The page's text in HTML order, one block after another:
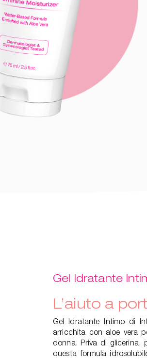
Gel Idratante
L’aiuto a
Gel Idratante Intimo di
arricchita con aloe vera
donna. Priva di
questa formula